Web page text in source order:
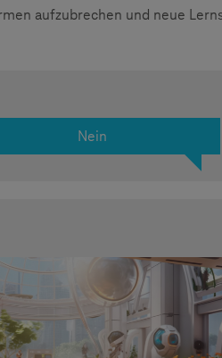
aufzubrechen und neue
Nein